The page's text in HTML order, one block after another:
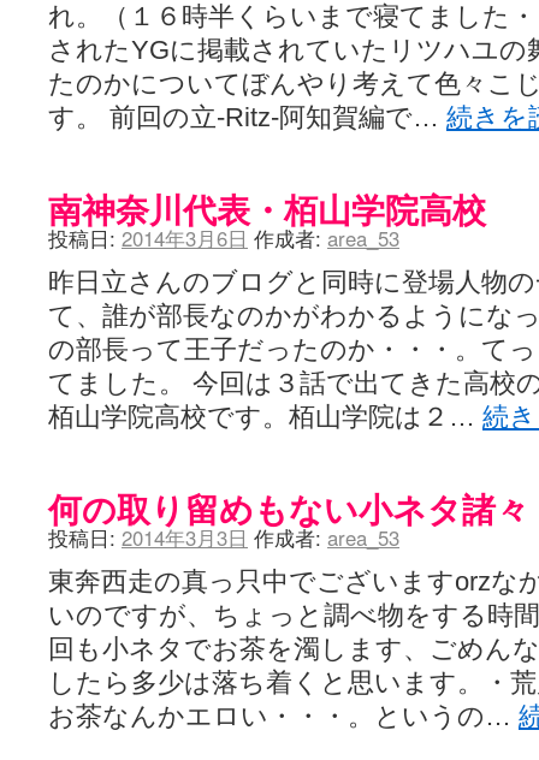
れ。（１６時半くらいまで寝てました
されたYGに掲載されていたリツハユの
たのかについてぼんやり考えて色々こ
す。 前回の立-Ritz-阿知賀編で… 続きを
南神奈川代表・栢山学院高校
投稿日: 2014年3月6日 作成者: area_53
昨日立さんのブログと同時に登場人物
て、誰が部長なのかがわかるようにな
の部長って王子だったのか・・・。て
てました。 今回は３話で出てきた高校
栢山学院高校です。栢山学院は２… 続
何の取り留めもない小ネタ諸々
投稿日: 2014年3月3日 作成者: area_53
東奔西走の真っ只中でございますorzな
いのですが、ちょっと調べ物をする時
回も小ネタでお茶を濁します、ごめん
したら多少は落ち着くと思います。・
お茶なんかエロい・・・。というの…